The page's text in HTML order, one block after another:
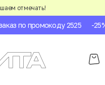
отмечать!
по промокоду 2525 -